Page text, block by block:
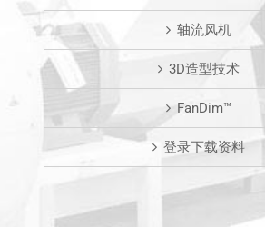
轴流风机
3D造型技术
FanDim™
登录下载资料